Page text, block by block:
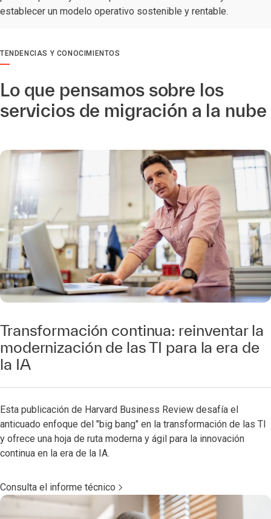
establecer un modelo operativo sostenible y rentable.
TENDENCIAS Y CONOCIMIENTOS
Lo que pensamos sobre los
servicios de migración a la nube
Transformación continua: reinventar la
modernización de las TI para la era de
la IA
Esta publicación de Harvard Business Review desafía el
anticuado enfoque del "big bang" en la transformación de las TI
y ofrece una hoja de ruta moderna y ágil para la innovación
continua en la era de la IA.
Consulta el informe técnico